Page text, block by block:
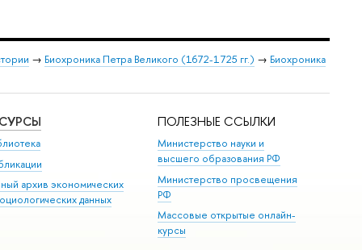
→ Биохроника Петра Великого (1672-1725 гг.) → Биохроника
архив экономических
данных
ПОЛЕЗНЫЕ ССЫЛКИ
Министерство науки и
высшего образования РФ
Министерство просвещения
РФ
Массовые открытые онлайн-
курсы